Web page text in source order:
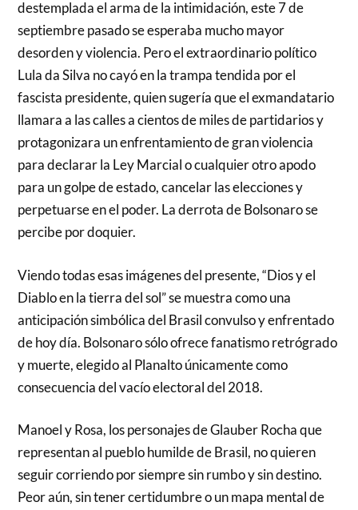
destemplada el arma de la intimidación, este 7 de
septiembre pasado se esperaba mucho mayor
desorden y violencia. Pero el extraordinario político
Lula da Silva no cayó en la trampa tendida por el
fascista presidente, quien sugería que el exmandatario
llamara a las calles a cientos de miles de partidarios y
protagonizara un enfrentamiento de gran violencia
para declarar la Ley Marcial o cualquier otro apodo
para un golpe de estado, cancelar las elecciones y
perpetuarse en el poder. La derrota de Bolsonaro se
percibe por doquier.
Viendo todas esas imágenes del presente, “Dios y el
Diablo en la tierra del sol” se muestra como una
anticipación simbólica del Brasil convulso y enfrentado
de hoy día. Bolsonaro sólo ofrece fanatismo retrógrado
y muerte, elegido al Planalto únicamente como
consecuencia del vacío electoral del 2018.
Manoel y Rosa, los personajes de Glauber Rocha que
representan al pueblo humilde de Brasil, no quieren
seguir corriendo por siempre sin rumbo y sin destino.
Peor aún, sin tener certidumbre o un mapa mental de